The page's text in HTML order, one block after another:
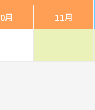
月 11月